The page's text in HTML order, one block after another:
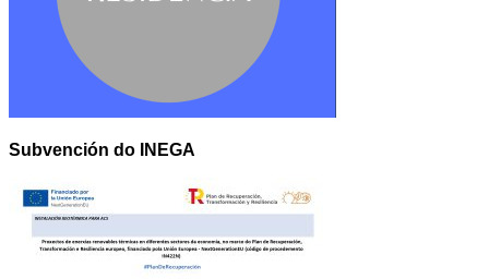
Subvención do INEGA